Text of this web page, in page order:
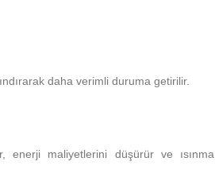
daha verimli duruma getirilir.
enerji maliyetlerini düşürür ve ısınma